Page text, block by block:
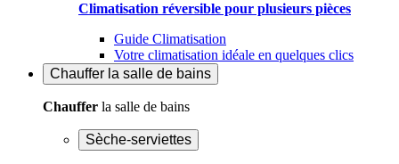
Climatisation réversible pour plusieurs pièces
Guide Climatisation
Votre climatisation idéale en quelques clics
Chauffer la salle de bains
Chauffer la salle de bains
Sèche-serviettes